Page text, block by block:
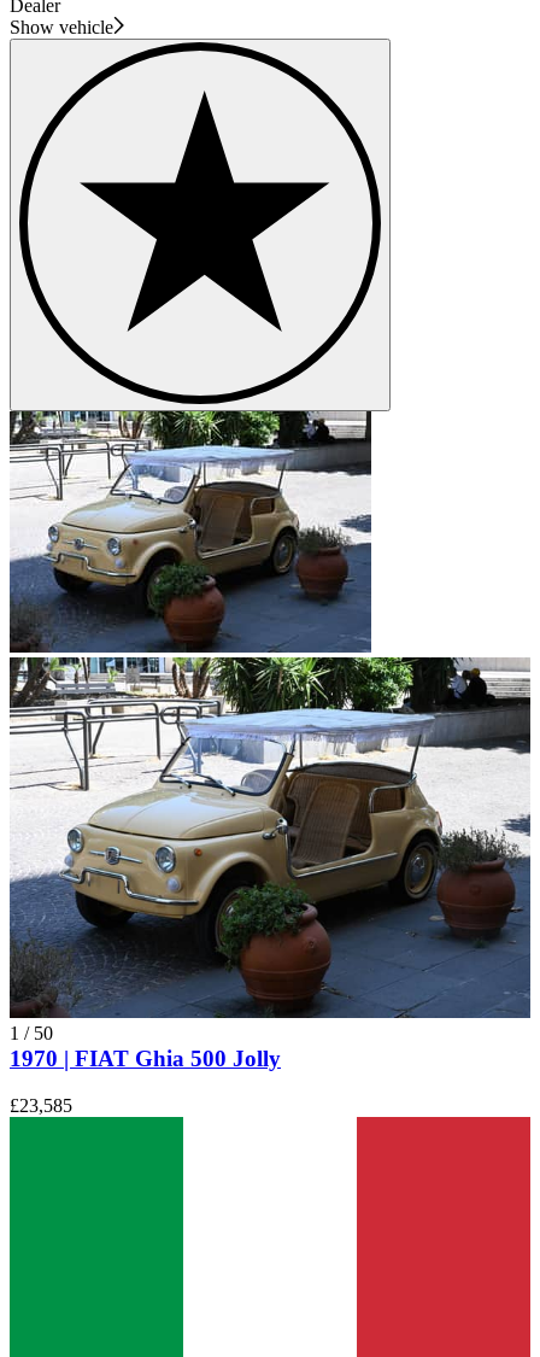
Dealer
Show vehicle
1 / 50
1970 | FIAT Ghia 500 Jolly
£23,585